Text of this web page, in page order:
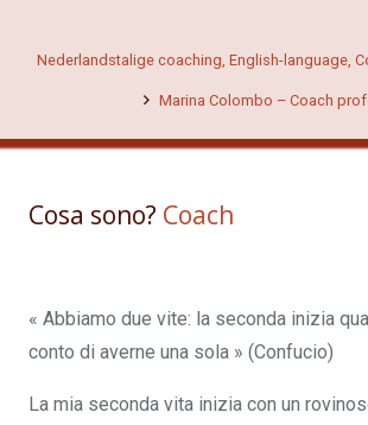
Nederlandstalige coaching, English-language,
Marina Colombo – Coach
Cosa sono? Coach
« Abbiamo due vite: la seconda inizia
conto di averne una sola » (Confucio)
La mia seconda vita inizia con un